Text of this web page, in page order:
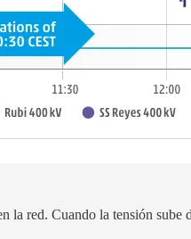
red. Cuando la tensión